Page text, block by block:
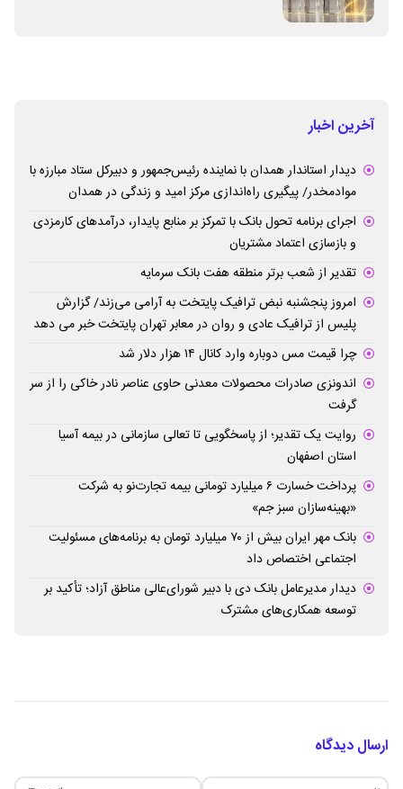
آخرین اخبار
دیدار استاندار همدان با نماینده رئیس‌جمهور و دبیرکل ستاد مبارزه با
موادمخدر/ پیگیری راه‌اندازی مرکز امید و زندگی در همدان
اجرای برنامه تحول بانک با تمرکز بر منابع پایدار، درآمدهای کارمزدی
و بازسازی اعتماد مشتریان
تقدیر از شعب برتر منطقه هفت بانک سرمایه
امروز پنجشنبه نبض ترافیک پایتخت به آرامی می‌زند/ گزارش
پلیس از ترافیک عادی و روان در معابر تهران پایتخت خبر می دهد
چرا قیمت مس دوباره وارد کانال ۱۴ هزار دلار شد
اندونزی صادرات محصولات معدنی حاوی عناصر نادر خاکی را از سر
گرفت
روایت یک تقدیر؛ از پاسخگویی تا تعالی سازمانی در بیمه آسیا
استان اصفهان
پرداخت خسارت ۶ میلیارد تومانی بیمه تجارت‌نو به شرکت
«بهینه‌سازان سبز جم»
بانک مهر ایران بیش از ۷۰ میلیارد تومان به برنامه‌های مسئولیت
اجتماعی اختصاص داد
دیدار مدیرعامل بانک دی با دبیر شورای‌عالی مناطق آزاد؛ تأکید بر
توسعه همکاری‌های مشترک
ارسال دیدگاه